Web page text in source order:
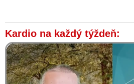
Kardio na každý týždeň: